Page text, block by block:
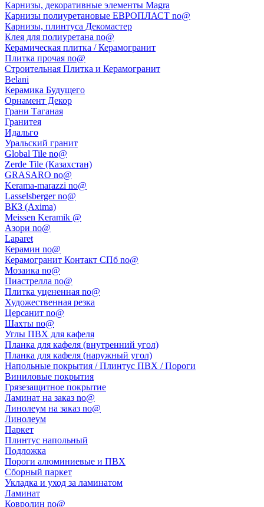
Карнизы, декоративные элементы Magra
Карнизы полиуретановые ЕВРОПЛАСТ no@
Карнизы, плинтуса Декомастер
Клея для полиуретана no@
Керамическая плитка / Керамогранит
Плитка прочая no@
Строительная Плитка и Керамогранит
Belani
Керамика Будущего
Орнамент Декор
Грани Таганая
Гранитея
Идальго
Уральский гранит
Global Tile no@
Zerde Tile (Казахстан)
GRASARO no@
Kerama-marazzi no@
Lasselsberger no@
ВКЗ (Axima)
Meissen Keramik @
Азори no@
Laparet
Керамин no@
Керамогранит Контакт СПб no@
Мозаика no@
Пиастрелла no@
Плитка уцененная no@
Художественная резка
Церсанит no@
Шахты no@
Углы ПВХ для кафеля
Планка для кафеля (внутренний угол)
Планка для кафеля (наружный угол)
Напольные покрытия / Плинтус ПВХ / Пороги
Виниловые покрытия
Грязезащитное покрытие
Ламинат на заказ no@
Линолеум на заказ no@
Линолеум
Паркет
Плинтус напольный
Подложка
Пороги алюминиевые и ПВХ
Сборный паркет
Укладка и уход за ламинатом
Ламинат
Ковролин no@